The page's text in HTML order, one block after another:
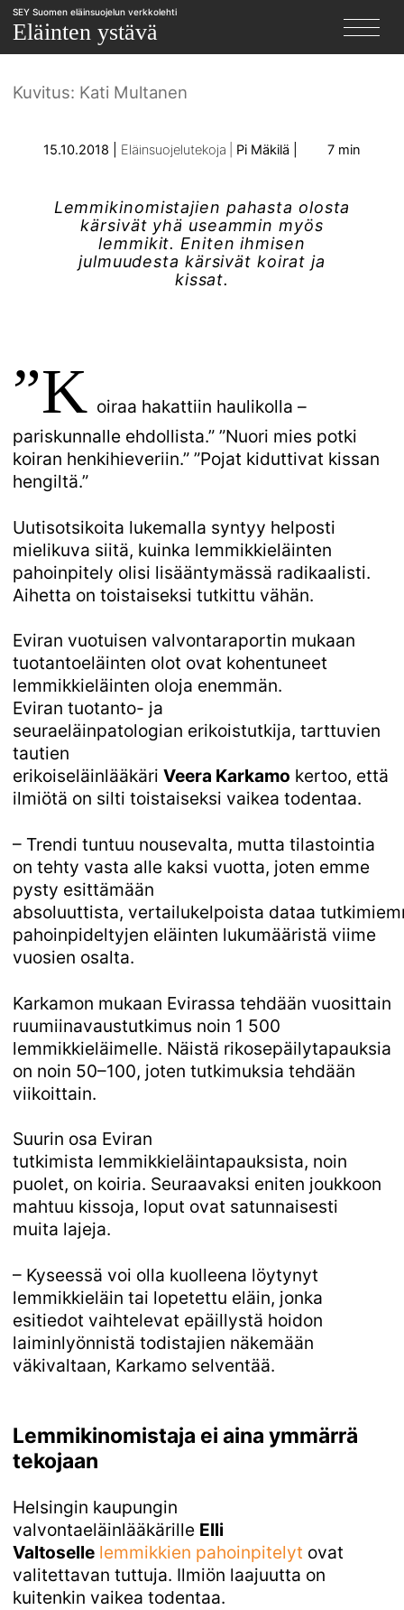
SEY Suomen eläinsuojelun verkkolehti
Eläinten ystäväjulmuudesta
Kuvitus: Kati Multanen
15.10.2018 Eläinsuojelutekoja Pi Mäkilä 7 min
Lemmikinomistajien pahasta olosta
kärsivät yhä useammin myös
lemmikit. Eniten ihmisen
julmuudesta kärsivät koirat ja
kissat.
”K oiraa hakattiin haulikolla –
pariskunnalle ehdollista.” ”Nuori mies potki
koiran henkihieveriin.” ”Pojat kiduttivat kissan
hengiltä.”
Uutisotsikoita lukemalla syntyy helposti
mielikuva siitä, kuinka lemmikkieläinten
pahoinpitely olisi lisääntymässä radikaalisti.
Aihetta on toistaiseksi tutkittu vähän.
Eviran vuotuisen valvontaraportin mukaan
tuotantoeläinten olot ovat kohentuneet
lemmikkieläinten oloja enemmän.
Eviran tuotanto- ja
seuraeläinpatologian erikoistutkija, tarttuvien
tautien
erikoiseläinlääkäri Veera Karkamo kertoo, että
ilmiötä on silti toistaiseksi vaikea todentaa.
– Trendi tuntuu nousevalta, mutta tilastointia
on tehty vasta alle kaksi vuotta, joten emme
pysty esittämään
absoluuttista, vertailukelpoista dataa
pahoinpideltyjen eläinten lukumääristä viime
vuosien osalta.
Karkamon mukaan Evirassa tehdään vuosittain
ruumiinavaustutkimus noin 1 500
lemmikkieläimelle. Näistä rikosepäilytapauksia
on noin 50–100, joten tutkimuksia tehdään
viikoittain.
Suurin osa Eviran
tutkimista lemmikkieläintapauksista, noin
puolet, on koiria. Seuraavaksi eniten joukkoon
mahtuu kissoja, loput ovat satunnaisesti
muita lajeja.
– Kyseessä voi olla kuolleena löytynyt
lemmikkieläin tai lopetettu eläin, jonka
esitiedot vaihtelevat epäillystä hoidon
laiminlyönnistä todistajien näkemään
väkivaltaan, Karkamo selventää.
Lemmikinomistaja ei aina ymmärrä
tekojaan
Helsingin kaupungin
valvontaeläinlääkärille Elli
Valtoselle lemmikkien pahoinpitelyt ovat
valitettavan tuttuja. Ilmiön laajuutta on
kuitenkin vaikea todentaa.